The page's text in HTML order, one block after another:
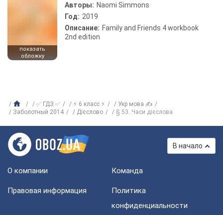
показать
обложку
Авторы: Naomi Simmons
Год: 2019
Описание: Family and Friends 4 workbook
2nd edition
✅ ГДЗ ✅ ⚡ 6 класс ⚡
Укр мова ✍
Заболотный 2014
Дієслово § 53. Часи дієслова
В начало
О компании Команда
Правовая информация
Политика
конфиденциальности